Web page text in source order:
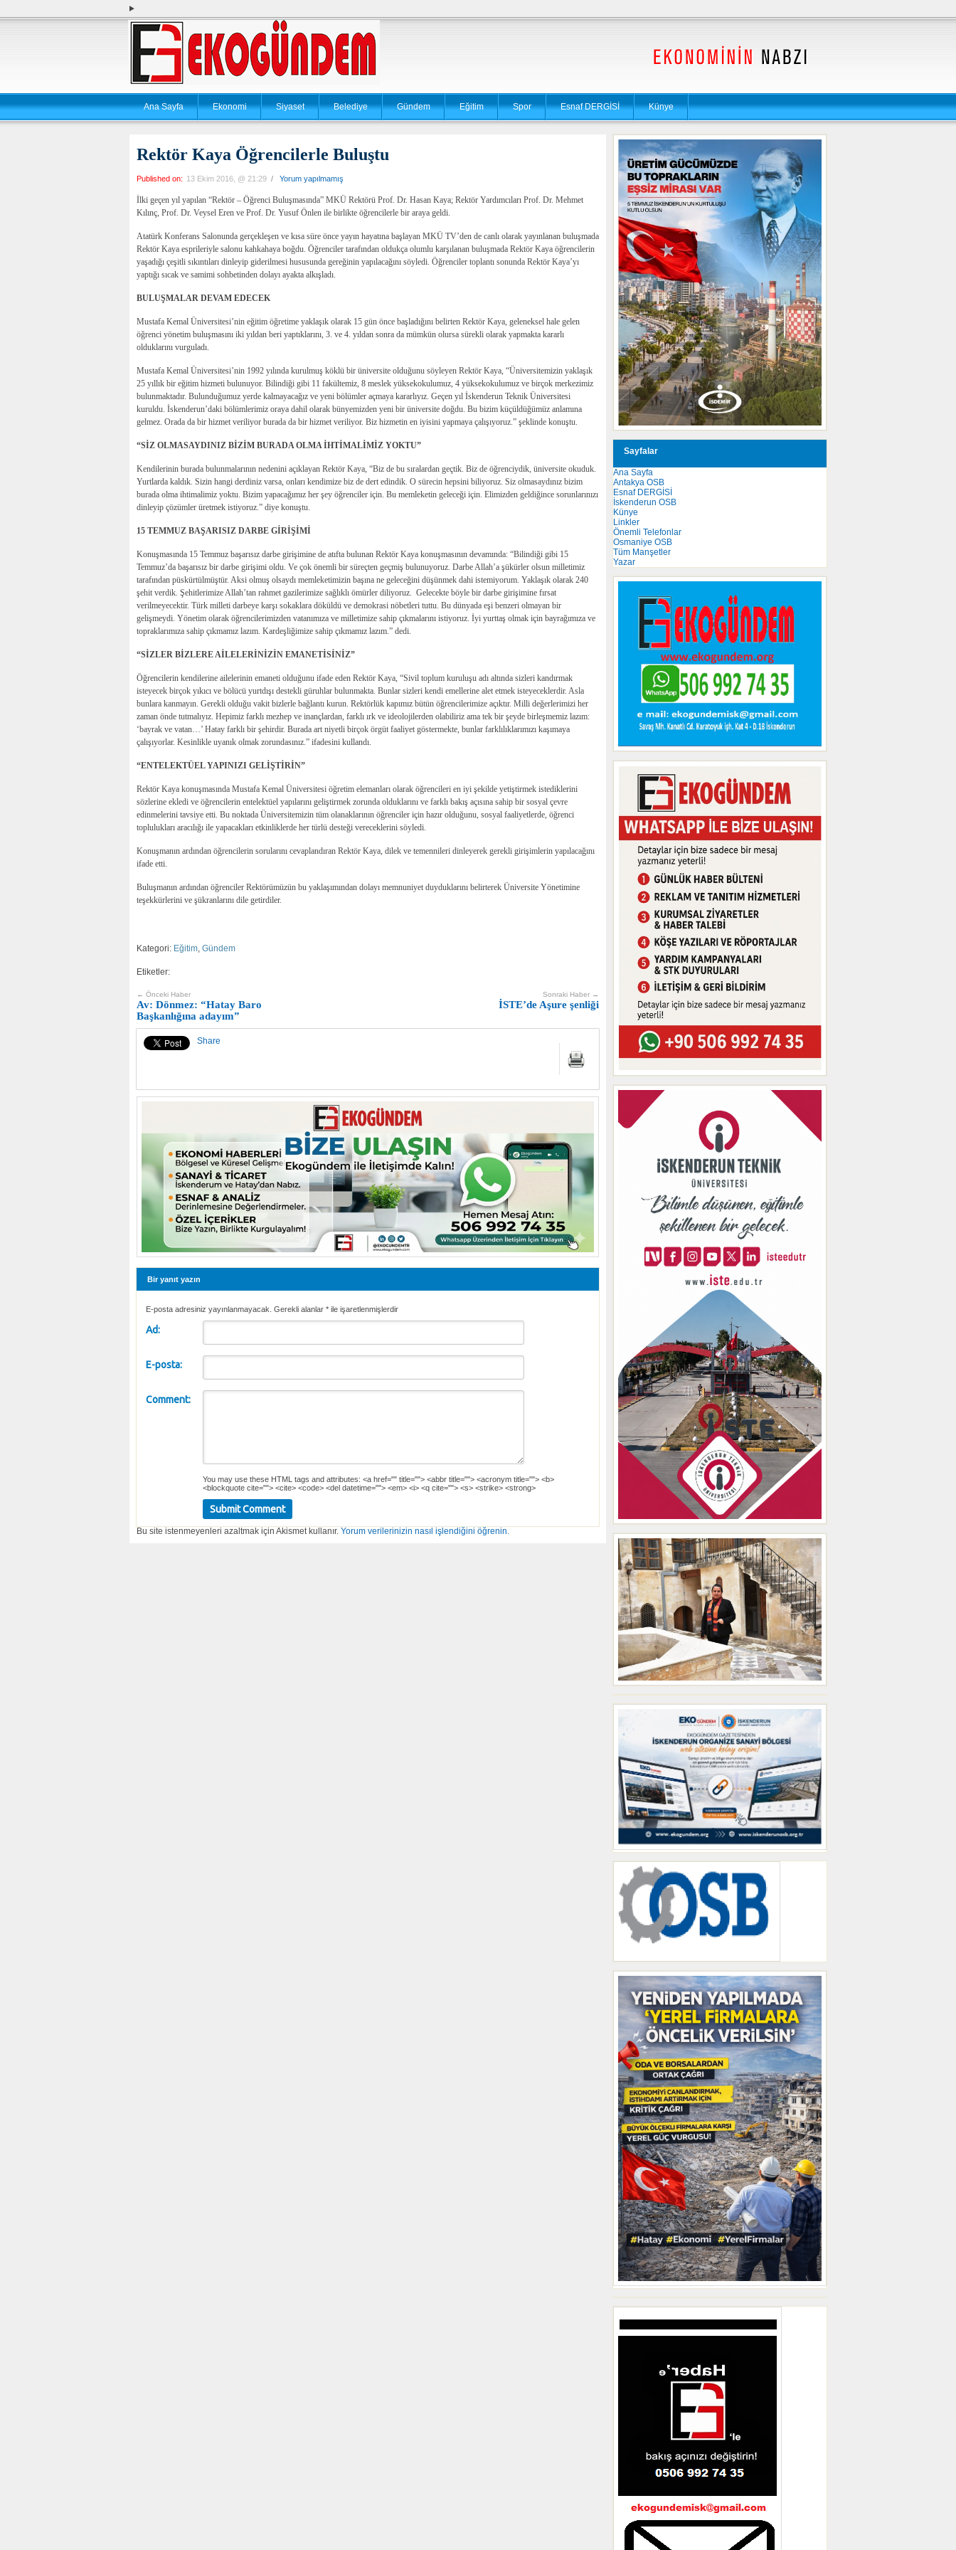
Ana Sayfa Ekonomi Siyaset Belediye Gündem Eğitim Spor Esnaf DERGİSİ Künye
Rektör Kaya Öğrencilerle Buluştu
Published on: 13 Ekim 2016, @ 21:29 / Yorum yapılmamış
İlki geçen yıl yapılan “Rektör – Öğrenci Buluşmasında” MKÜ Rektörü Prof. Dr. Hasan Kaya; Rektör Yardımcıları Prof. Dr. Mehmet
Kılınç, Prof. Dr. Veysel Eren ve Prof. Dr. Yusuf Önlen ile birlikte öğrencilerle bir araya geldi.
Atatürk Konferans Salonunda gerçekleşen ve kısa süre önce yayın hayatına başlayan MKÜ TV’den de canlı olarak yayınlanan buluşmada
Rektör Kaya esprileriyle salonu kahkahaya boğdu. Öğrenciler tarafından oldukça olumlu karşılanan buluşmada Rektör Kaya öğrencilerin
yaşadığı çeşitli sıkıntıları dinleyip giderilmesi hususunda gereğinin yapılacağını söyledi. Öğrenciler toplantı sonunda Rektör Kaya’yı
yaptığı sıcak ve samimi sohbetinden dolayı ayakta alkışladı.
BULUŞMALAR DEVAM EDECEK
Mustafa Kemal Üniversitesi’nin eğitim öğretime yaklaşık olarak 15 gün önce başladığını belirten Rektör Kaya, geleneksel hale gelen
öğrenci yönetim buluşmasını iki yıldan beri yaptıklarını, 3. ve 4. yıldan sonra da mümkün olursa sürekli olarak yapmakta kararlı
olduklarını vurguladı.
Mustafa Kemal Üniversitesi’nin 1992 yılında kurulmuş köklü bir üniversite olduğunu söyleyen Rektör Kaya, “Üniversitemizin yaklaşık
25 yıllık bir eğitim hizmeti bulunuyor. Bilindiği gibi 11 fakültemiz, 8 meslek yüksekokulumuz, 4 yüksekokulumuz ve birçok merkezimiz
bulunmaktadır. Bulunduğumuz yerde kalmayacağız ve yeni bölümler açmaya kararlıyız. Geçen yıl İskenderun Teknik Üniversitesi
kuruldu. İskenderun’daki bölümlerimiz oraya dahil olarak bünyemizden yeni bir üniversite doğdu. Bu bizim küçüldüğümüz anlamına
gelmez. Orada da bir hizmet veriliyor burada da bir hizmet veriliyor. Biz hizmetin en iyisini yapmaya çalışıyoruz.” şeklinde konuştu.
“SİZ OLMASAYDINIZ BİZİM BURADA OLMA İHTİMALİMİZ YOKTU”
Kendilerinin burada bulunmalarının nedenini açıklayan Rektör Kaya, “Biz de bu sıralardan geçtik. Biz de öğrenciydik, üniversite okuduk.
Yurtlarda kaldık. Sizin hangi derdiniz varsa, onları kendimize biz de dert edindik. O sürecin hepsini biliyoruz. Siz olmasaydınız bizim
burada olma ihtimalimiz yoktu. Bizim yapacağımız her şey öğrenciler için. Bu memleketin geleceği için. Elimizden geldiğince sorunlarınızı
dinleyip çözümler üretmek istiyoruz.” diye konuştu.
15 TEMMUZ BAŞARISIZ DARBE GİRİŞİMİ
Konuşmasında 15 Temmuz başarısız darbe girişimine de atıfta bulunan Rektör Kaya konuşmasının devamında: “Bilindiği gibi 15
Temmuz’da başarısız bir darbe girişimi oldu. Ve çok önemli bir süreçten geçmiş bulunuyoruz. Darbe Allah’a şükürler olsun milletimiz
tarafından püskürtülmüştür. Aksi olmuş olsaydı memleketimizin başına ne geleceğini düşünmek dahi istemiyorum. Yaklaşık olarak 240
şehit verdik. Şehitlerimize Allah’tan rahmet gazilerimize sağlıklı ömürler diliyoruz. Gelecekte böyle bir darbe girişimine fırsat
verilmeyecektir. Türk milleti darbeye karşı sokaklara döküldü ve demokrasi nöbetleri tuttu. Bu dünyada eşi benzeri olmayan bir
gelişmeydi. Yönetim olarak öğrencilerimizden vatanımıza ve milletimize sahip çıkmalarını istiyoruz. İyi yurttaş olmak için bayrağımıza ve
topraklarımıza sahip çıkmamız lazım. Kardeşliğimize sahip çıkmamız lazım.” dedi.
“SİZLER BİZLERE AİLELERİNİZİN EMANETİSİNİZ”
Öğrencilerin kendilerine ailelerinin emaneti olduğunu ifade eden Rektör Kaya, “Sivil toplum kuruluşu adı altında sizleri kandırmak
isteyecek birçok yıkıcı ve bölücü yurtdışı destekli güruhlar bulunmakta. Bunlar sizleri kendi emellerine alet etmek isteyeceklerdir. Asla
bunlara kanmayın. Gerekli olduğu vakit bizlerle bağlantı kurun. Rektörlük kapımız bütün öğrencilerimize açıktır. Milli değerlerimizi her
zaman önde tutmalıyız. Hepimiz farklı mezhep ve inançlardan, farklı ırk ve ideolojilerden olabiliriz ama tek bir şeyde birleşmemiz lazım:
‘bayrak ve vatan…’ Hatay farklı bir şehirdir. Burada art niyetli birçok örgüt faaliyet göstermekte, bunlar farklılıklarımızı kaşımaya
çalışıyorlar. Kesinlikle uyanık olmak zorundasınız.” ifadesini kullandı.
“ENTELEKTÜEL YAPINIZI GELİŞTİRİN”
Rektör Kaya konuşmasında Mustafa Kemal Üniversitesi öğretim elemanları olarak öğrencileri en iyi şekilde yetiştirmek istediklerini
sözlerine ekledi ve öğrencilerin entelektüel yapılarını geliştirmek zorunda olduklarını ve farklı bakış açısına sahip bir sosyal çevre
edinmelerini tavsiye etti. Bu noktada Üniversitemizin tüm olanaklarının öğrenciler için hazır olduğunu, sosyal faaliyetlerde, öğrenci
toplulukları aracılığı ile yapacakları etkinliklerde her türlü desteği vereceklerini söyledi.
Konuşmanın ardından öğrencilerin sorularını cevaplandıran Rektör Kaya, dilek ve temennileri dinleyerek gerekli girişimlerin yapılacağını
ifade etti.
Buluşmanın ardından öğrenciler Rektörümüzün bu yaklaşımından dolayı memnuniyet duyduklarını belirterek Üniversite Yönetimine
teşekkürlerini ve şükranlarını dile getirdiler.
Kategori: Eğitim, Gündem
Etiketler:
Sonraki Haber →
İSTE’de Aşure şenliği
← Önceki Haber
Av: Dönmez: “Hatay Baro
Başkanlığına adayım”
Share
Bir yanıt yazın
E-posta adresiniz yayınlanmayacak. Gerekli alanlar * ile işaretlenmişlerdir
Ad:
E-posta:
Comment:
You may use these HTML tags and attributes: <a href="" title=""> <abbr title=""> <acronym title=""> <b>
<blockquote cite=""> <cite> <code> <del datetime=""> <em> <i> <q cite=""> <s> <strike> <strong>
Bu site istenmeyenleri azaltmak için Akismet kullanır. Yorum verilerinizin nasıl işlendiğini öğrenin.
Sayfalar
Ana Sayfa
Antakya OSB
Esnaf DERGİSİ
İskenderun OSB
Künye
Linkler
Önemli Telefonlar
Osmaniye OSB
Tüm Manşetler
Yazar